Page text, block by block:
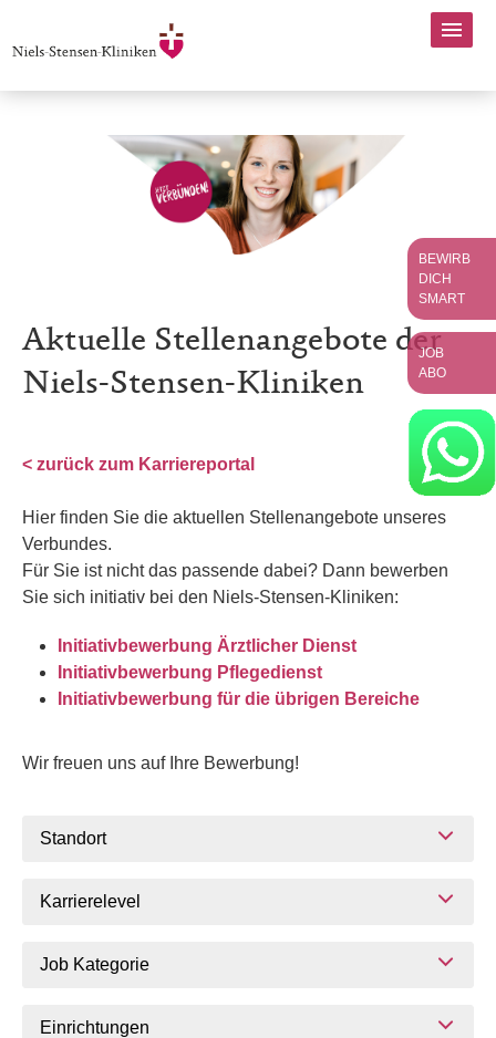
Aktuelle Stellenangebote der
Niels-Stensen-Kliniken
< zurück zum Karriereportal
Hier finden Sie die aktuellen Stellenangebote unseres
Verbundes.
Für Sie ist nicht das passende dabei? Dann bewerben
Sie sich initiativ bei den Niels-Stensen-Kliniken:
Initiativbewerbung Ärztlicher Dienst
Initiativbewerbung Pflegedienst
Initiativbewerbung für die übrigen Bereiche
Wir freuen uns auf Ihre Bewerbung!
Standort
Karrierelevel
Job Kategorie
Einrichtungen
BEWIRB
DICH
SMART
JOB
ABO